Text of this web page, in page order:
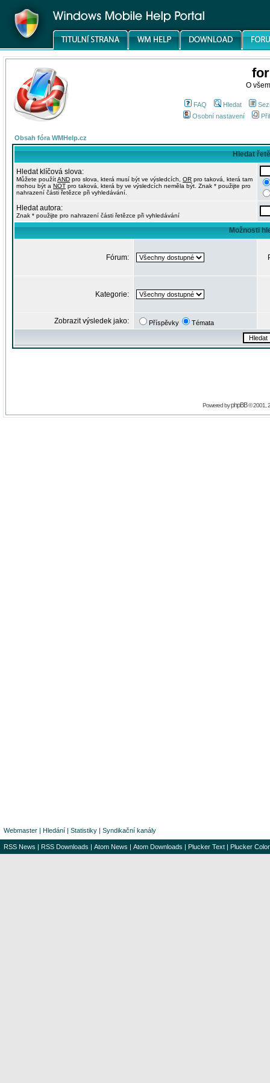
O
FAQ Hledat
Osobní nastavení
Obsah fóra WMHelp.cz
Hledat
Hledat klíčová slova:
Můžete použítAND pro slova, která musí být ve výsledcích, OR pro taková, která tam
mohou být a NOT pro taková, která by ve výsledcích neměla být. Znak * použijte pro
nahrazení části řetězce při vyhledávání.
Hledat autora:
Znak * použijte pro nahrazení části řetězce při vyhledávání
Možnosti
Fórum:
Kategorie:
Zobrazit výsledek jako: Příspěvky Témata
Powered byphpBB© 2001,
Webmaster | Hledání | Statistiky | Syndikační kanály
RSS News | RSS Downloads | Atom News | Atom Downloads | Plucker Text | Plucker Color